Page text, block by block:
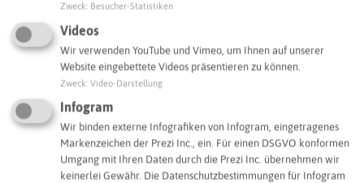
Interaktive Karte
Routenplanung zum Ziel:
ÖPNV-Route finden
Zweck Besucher-Statistiken
Videos
Wir verwenden YouTube und Vimeo, um Ihnen auf unserer
Website eingebettete Videos präsentieren zu können.
Zweck Video-Darstellung
Infogram
Wir binden externe Infografiken von Infogram, eingetragenes
Markenzeichen der Prezi Inc., ein. Für einen DSGVO konformen
Umgang mit Ihren Daten durch die Prezi Inc. übernehmen wir
keinerlei Gewähr. Die Datenschutzbestimmungen für Infogram